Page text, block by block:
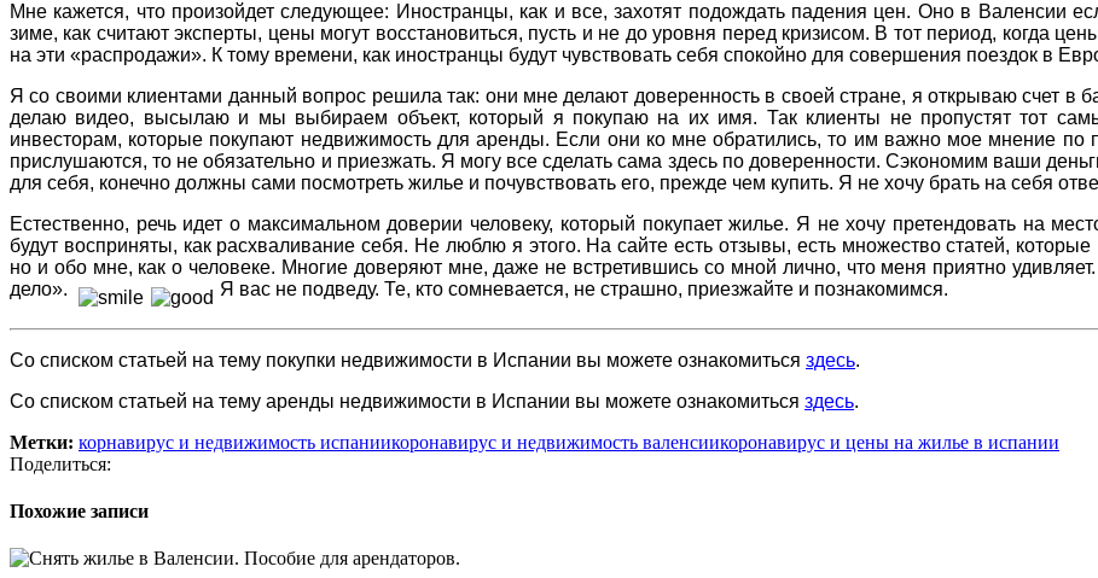
Мне кажется, что произойдет следующее: Иностранцы, как и все, захотят подождать падения цен. Оно в Валенсии
зиме, как считают эксперты, цены могут восстановиться, пусть и не до уровня перед кризисом. В тот период, когда
на эти «распродажи». К тому времени, как иностранцы будут чувствовать себя спокойно для совершения поездок в
Я со своими клиентами данный вопрос решила так: они мне делают доверенность в своей стране, я открываю счет
делаю видео, высылаю и мы выбираем объект, который я покупаю на их имя. Так клиенты не пропустят тот
инвесторам, которые покупают недвижимость для аренды. Если они ко мне обратились, то им важно мое мнение по
прислушаются, то не обязательно и приезжать. Я могу все сделать сама здесь по доверенности. Сэкономим ваши
для себя, конечно должны сами посмотреть жилье и почувствовать его, прежде чем купить. Я не хочу брать на себя
Естественно, речь идет о максимальном доверии человеку, который покупает жилье. Я не хочу претендовать на
будут восприняты, как расхваливание себя. Не люблю я этого. На сайте есть отзывы, есть множество статей,
но и обо мне, как о человеке. Многие доверяют мне, даже не встретившись со мной лично, что меня приятно
дело».
Я вас не подведу. Те, кто сомневается, не страшно, приезжайте и познакомимся.
Со списком статьей на тему покупки недвижимости в Испании вы можете ознакомиться здесь.
Со списком статьей на тему аренды недвижимости в Испании вы можете ознакомиться здесь.
Метки: корнавирус и недвижимость испаниикоронавирус и недвижимость валенсиикоронавирус и цены на жилье в испании
Поделиться:
Похожие записи